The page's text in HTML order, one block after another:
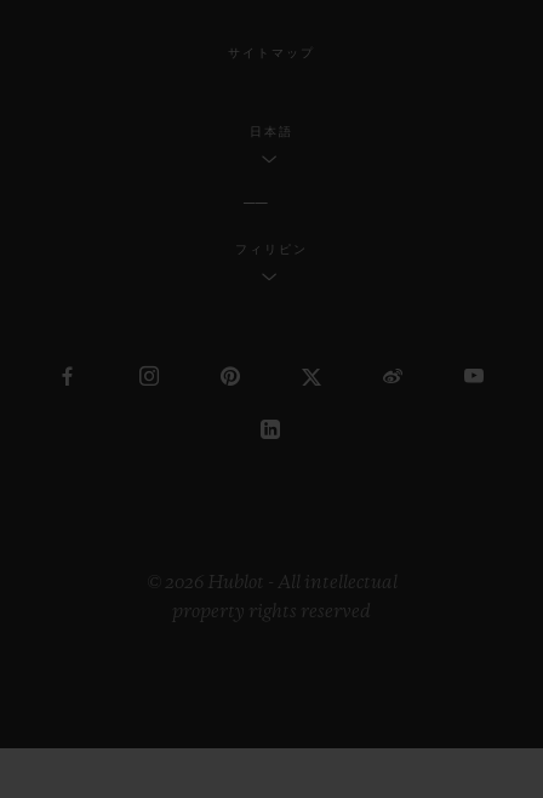
サイトマップ
日本語
フィリピン
© 2026 Hublot - All intellectual
property rights reserved